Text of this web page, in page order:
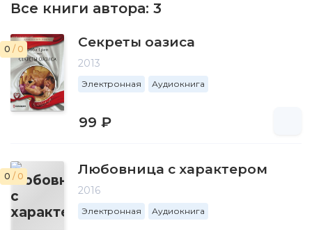
Все книги автора: 3
0 / 0 Секреты оазиса
2013
Электронная Аудиокнига
99 ₽
0 / 0 Любовница с характером
2016
Электронная Аудиокнига